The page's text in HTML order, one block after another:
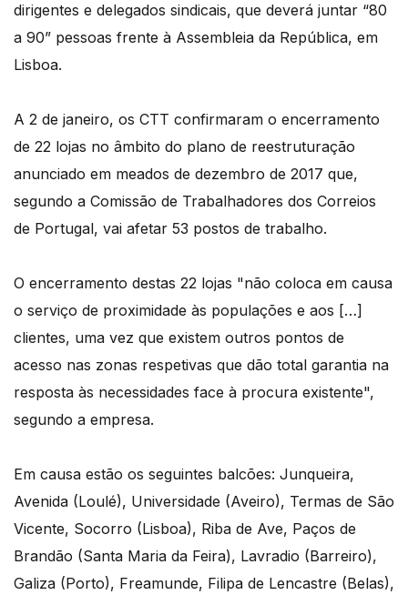
dirigentes e delegados sindicais, que deverá juntar “80
a 90” pessoas frente à Assembleia da República, em
Lisboa.
A 2 de janeiro, os CTT confirmaram o encerramento
de 22 lojas no âmbito do plano de reestruturação
anunciado em meados de dezembro de 2017 que,
segundo a Comissão de Trabalhadores dos Correios
de Portugal, vai afetar 53 postos de trabalho.
O encerramento destas 22 lojas "não coloca em causa
o serviço de proximidade às populações e aos […]
clientes, uma vez que existem outros pontos de
acesso nas zonas respetivas que dão total garantia na
resposta às necessidades face à procura existente",
segundo a empresa.
Em causa estão os seguintes balcões: Junqueira,
Avenida (Loulé), Universidade (Aveiro), Termas de São
Vicente, Socorro (Lisboa), Riba de Ave, Paços de
Brandão (Santa Maria da Feira), Lavradio (Barreiro),
Galiza (Porto), Freamunde, Filipa de Lencastre (Belas),